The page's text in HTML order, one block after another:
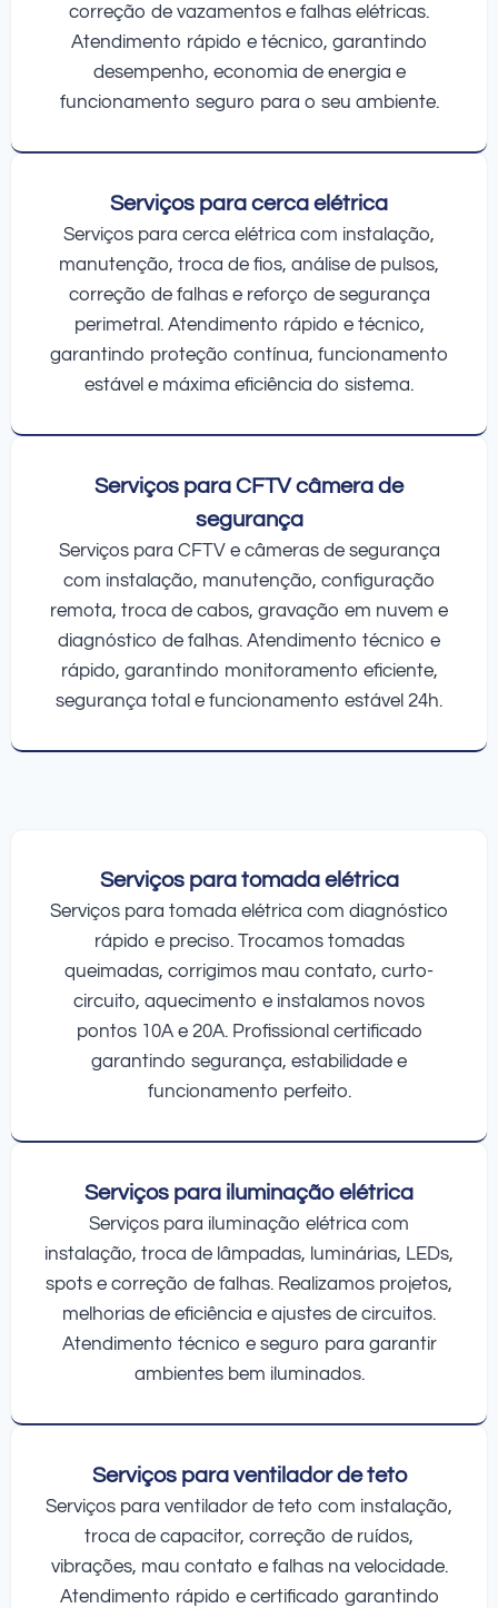
correção de vazamentos e falhas elétricas.
Atendimento rápido e técnico, garantindo
desempenho, economia de energia e
funcionamento seguro para o seu ambiente.
Serviços para cerca elétrica
Serviços para cerca elétrica com instalação,
manutenção, troca de fios, análise de pulsos,
correção de falhas e reforço de segurança
perimetral. Atendimento rápido e técnico,
garantindo proteção contínua, funcionamento
estável e máxima eficiência do sistema.
Serviços para CFTV câmera de
segurança
Serviços para CFTV e câmeras de segurança
com instalação, manutenção, configuração
remota, troca de cabos, gravação em nuvem e
diagnóstico de falhas. Atendimento técnico e
rápido, garantindo monitoramento eficiente,
segurança total e funcionamento estável 24h.
Serviços para tomada elétrica
Serviços para tomada elétrica com diagnóstico
rápido e preciso. Trocamos tomadas
queimadas, corrigimos mau contato, curto-
circuito, aquecimento e instalamos novos
pontos 10A e 20A. Profissional certificado
garantindo segurança, estabilidade e
funcionamento perfeito.
Serviços para iluminação elétrica
Serviços para iluminação elétrica com
instalação, troca de lâmpadas, luminárias, LEDs,
spots e correção de falhas. Realizamos projetos,
melhorias de eficiência e ajustes de circuitos.
Atendimento técnico e seguro para garantir
ambientes bem iluminados.
Serviços para ventilador de teto
Serviços para ventilador de teto com instalação,
troca de capacitor, correção de ruídos,
vibrações, mau contato e falhas na velocidade.
Atendimento rápido e certificado garantindo